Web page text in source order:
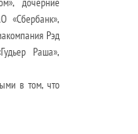
«Сбербанк»,
Рэд
Раша»,
в том, что